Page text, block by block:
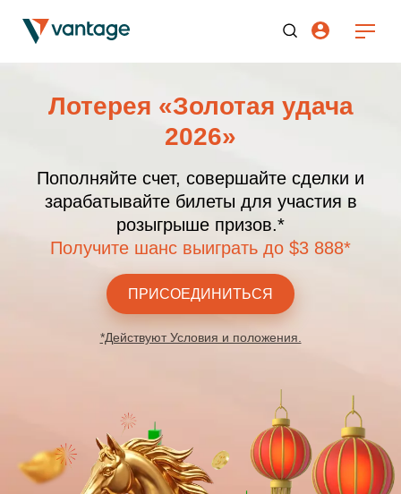
Лотерея «Золотая удача
2026»
Пополняйте счет, совершайте сделки и
зарабатывайте билеты для участия в
розыгрыше призов.*
Получите шанс выиграть до $3 888*
ПРИСОЕДИНИТЬСЯ
*Действуют Условия и положения.